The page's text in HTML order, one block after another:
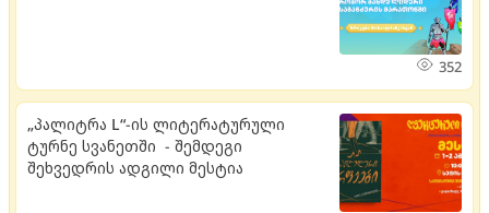
352
„პალიტრა L“-ის ლიტერატურული
ტურნე სვანეთში - შემდეგი
შეხვედრის ადგილი მესტია